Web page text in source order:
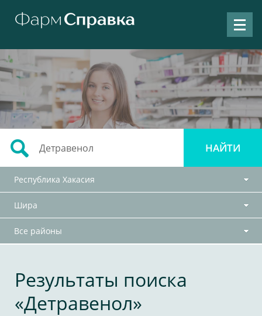
Республика Хакасия
Шира
Все районы
Результаты поиска
«Детравенол»